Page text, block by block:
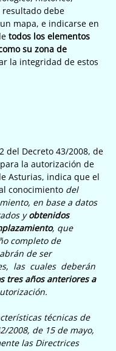
debe
mapa, e indicarse en
todos los elementos
su zona de
la integridad de estos
del Decreto 43/2008, de
la autorización de
Asturias, indica que el
conocimiento del
en base a datos
yobtenidos
, que
completo de
de ser
las cuales deberán
tres años anteriores a
técnicas de
2008, de 15 de mayo,
las Directrices